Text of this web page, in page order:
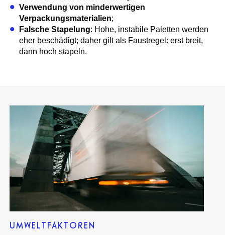
Verwendung von minderwertigen
Verpackungsmaterialien;
Falsche Stapelung: Hohe, instabile Paletten werden
eher beschädigt; daher gilt als Faustregel: erst breit,
dann hoch stapeln.
UMWELTFAKTOREN